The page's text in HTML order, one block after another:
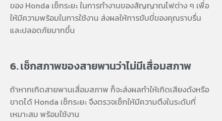
ของ Honda เช็กระยะในการทำงานของสัญญาณไฟต่าง ๆ เพื่อ
ให้มีความพร้อมในการใช้งาน ส่งผลให้การขับขี่ของคุณราบรื่น
และปลอดภัยมากขึ้น
6. เช็กสภาพของสายพานว่าไม่มีเสื่อมสภาพ
ถ้าหากเกิดสายพานเสื่อมสภาพ ก็จะส่งผลทำให้เกิดเสียงดังหรือ
ขาดได้ Honda เช็กระยะ จึงตรวจเช็กให้มีความตึงในระดับที่
เหมาะสม พร้อมใช้งาน